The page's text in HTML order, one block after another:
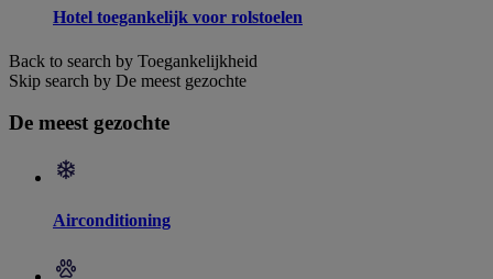
Hotel toegankelijk voor rolstoelen
Back to search by Toegankelijkheid
Skip search by De meest gezochte
De meest gezochte
Airconditioning